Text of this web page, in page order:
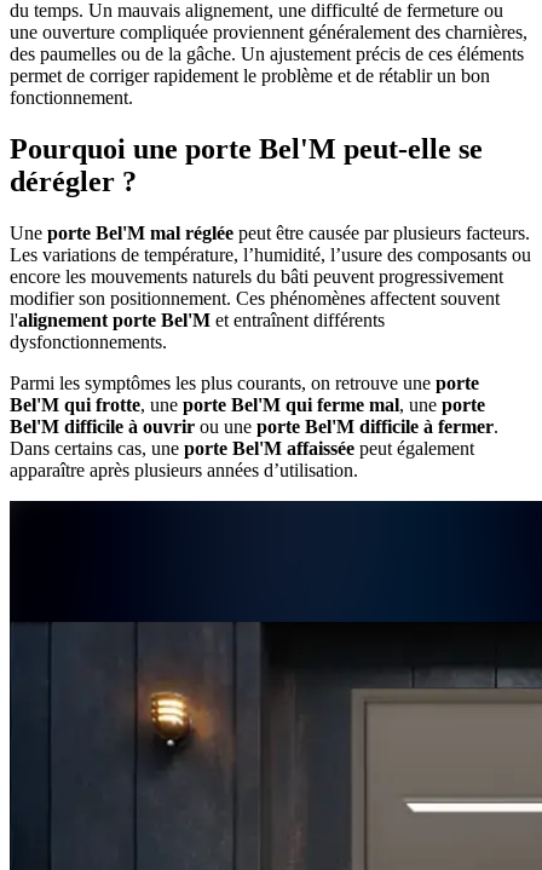
du temps. Un mauvais alignement, une difficulté de fermeture ou
une ouverture compliquée proviennent généralement des charnières,
des paumelles ou de la gâche. Un ajustement précis de ces éléments
permet de corriger rapidement le problème et de rétablir un bon
fonctionnement.
Pourquoi une porte Bel'M peut-elle se
dérégler ?
Une porte Bel'M mal réglée peut être causée par plusieurs facteurs.
Les variations de température, l’humidité, l’usure des composants ou
encore les mouvements naturels du bâti peuvent progressivement
modifier son positionnement. Ces phénomènes affectent souvent
l'alignement porte Bel'M et entraînent différents
dysfonctionnements.
Parmi les symptômes les plus courants, on retrouve une porte
Bel'M qui frotte, une porte Bel'M qui ferme mal, une porte
Bel'M difficile à ouvrir ou une porte Bel'M difficile à fermer.
Dans certains cas, une porte Bel'M affaissée peut également
apparaître après plusieurs années d’utilisation.